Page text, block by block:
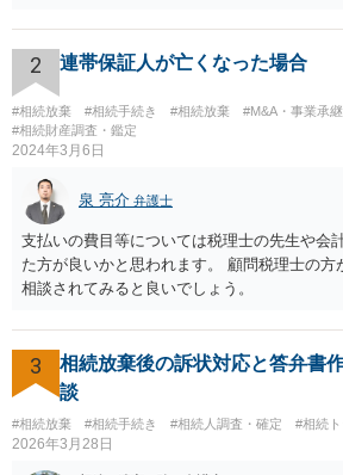
2 連帯保証人が亡くなった場合
#相続放棄 #相続手続き #相続放棄 #M&A・事業承継
#相続財産調査・鑑定
2024年3月6日
泉 亮介 弁護士
支払いの費目等については税理士の先生や会
た方が良いかと思われます。 顧問税理士の方
相談されてみると良いでしょう。
3
相続放棄後の訴状対応と答弁書
談
#相続放棄 #相続手続き #相続人調査・確定 #相続
2026年3月28日